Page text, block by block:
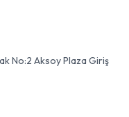
No:2 Aksoy Plaza Giriş